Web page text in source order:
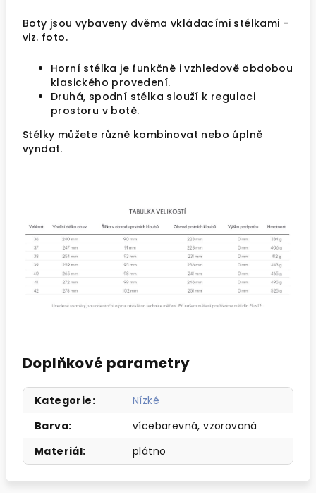
Boty jsou vybaveny dvěma vkládacími stélkami -
viz. foto.
Horní stélka je funkčně i vzhledově obdobou
klasického provedení.
Druhá, spodní stélka slouží k regulaci
prostoru v botě.
Stélky můžete různě kombinovat nebo úplně
vyndat.
Doplňkové parametry
Kategorie:
Nízké
Barva:
vícebarevná, vzorovaná
Materiál: plátno